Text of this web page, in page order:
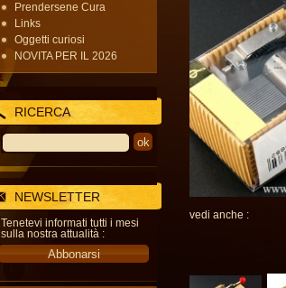
Prendersene Cura
Links
Oggetti curiosi
NOVITA PER IL 2026
RICERCA
NEWSLETTER
Tenetevi informati tutti i mesi
sulla nostra attualità :
vedi anche :